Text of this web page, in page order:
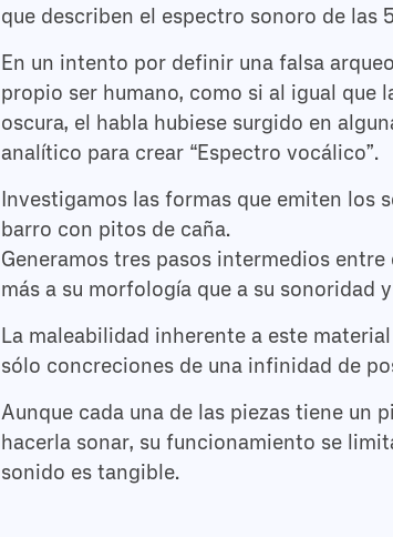
que describen el espectro sonoro de las
En un intento por definir una falsa
propio ser humano, como si al igual que
oscura, el habla hubiese surgido en
analítico para crear “Espectro vocálico”.
Investigamos las formas que emiten los
barro con pitos de caña.
Generamos tres pasos intermedios
más a su morfología que a su sonoridad
La maleabilidad inherente a este
sólo concreciones de una infinidad de
Aunque cada una de las piezas tiene un
hacerla sonar, su funcionamiento se
sonido es tangible.